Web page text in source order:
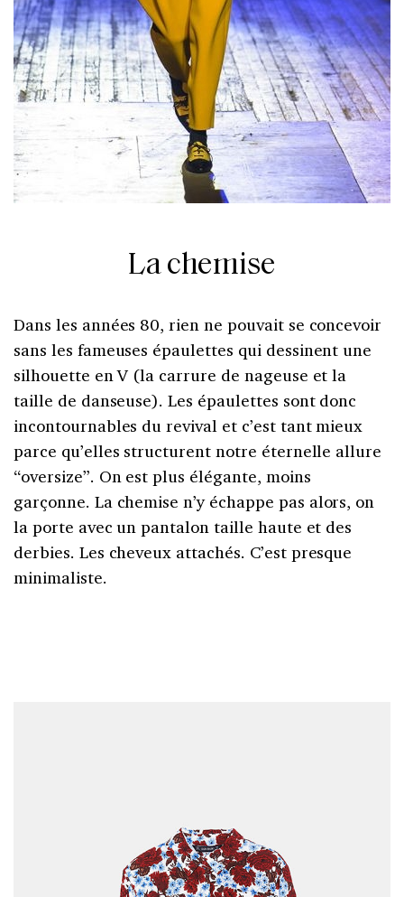
La chemise
Dans les années 80, rien ne pouvait se concevoir
sans les fameuses épaulettes qui dessinent une
silhouette en V (la carrure de nageuse et la
taille de danseuse). Les épaulettes sont donc
incontournables du revival et c’est tant mieux
parce qu’elles structurent notre éternelle allure
“oversize”. On est plus élégante, moins
garçonne. La chemise n’y échappe pas alors, on
la porte avec un pantalon taille haute et des
derbies. Les cheveux attachés. C’est presque
minimaliste.